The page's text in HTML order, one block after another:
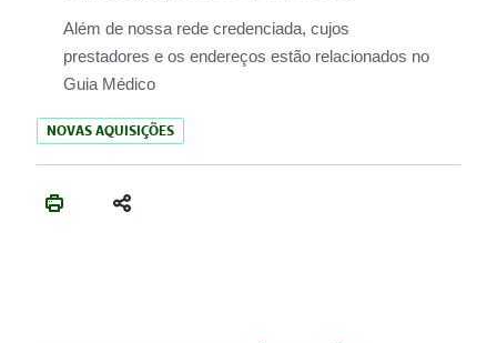
Além de nossa rede credenciada, cujos
prestadores e os endereços estão relacionados no
Guia Médico
NOVAS AQUISIÇÕES